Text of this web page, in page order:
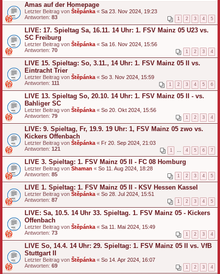
Amas auf der Homepage
Letzter Beitrag von Štěpánka « Sa 23. Nov 2024, 19:23
Antworten: 83 1 2 3 4 5
LIVE: 17. Spieltag Sa, 16.11. 14 Uhr: 1. FSV Mainz 05 U23 vs.
SC Freiburg
Letzter Beitrag von Štěpánka « Sa 16. Nov 2024, 15:56
Antworten: 70 1 2 3 4
LIVE 15. Spieltag: So, 3.11., 14 Uhr: 1. FSV Mainz 05 II vs.
Eintracht Trier
Letzter Beitrag von Štěpánka « So 3. Nov 2024, 15:59
Antworten: 111 1 2 3 4 5 6
LIVE 13. Spieltag So, 20.10. 14 Uhr: 1. FSV Mainz 05 II - vs.
Bahliger SC
Letzter Beitrag von Štěpánka « So 20. Okt 2024, 15:56
Antworten: 79 1 2 3 4
LIVE: 9. Spieltag, Fr, 19.9. 19 Uhr: 1, FSV Mainz 05 zwo vs.
Kickers Offenbach
Letzter Beitrag von Štěpánka « Fr 20. Sep 2024, 21:03
Antworten: 121 1 4 5 6 7
LIVE 3. Spieltag: 1. FSV Mainz 05 II - FC 08 Homburg
Letzter Beitrag von Shaman « So 11. Aug 2024, 18:28
Antworten: 85 1 2 3 4 5
LIVE 1. Spieltag: 1. FSV Mainz 05 II - KSV Hessen Kassel
Letzter Beitrag von Štěpánka « So 28. Jul 2024, 15:51
Antworten: 87 1 2 3 4 5
LIVE: Sa, 10.5. 14 Uhr 33. Spieltag. 1. FSV Mainz 05 - Kickers
Offenbach
Letzter Beitrag von Štěpánka « Sa 11. Mai 2024, 15:49
Antworten: 73 1 2 3 4
LIVE So, 14.4. 14 Uhr: 29. Spieltag: 1. FSV Mainz 05 II vs. VfB
Stuttgart II
Letzter Beitrag von Štěpánka « So 14. Apr 2024, 16:07
Antworten: 69 1 2 3 4